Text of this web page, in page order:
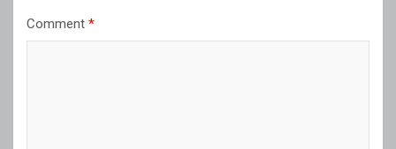
Comment *